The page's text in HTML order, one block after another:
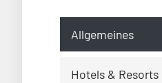
Allgemeines
Hotels & Resorts